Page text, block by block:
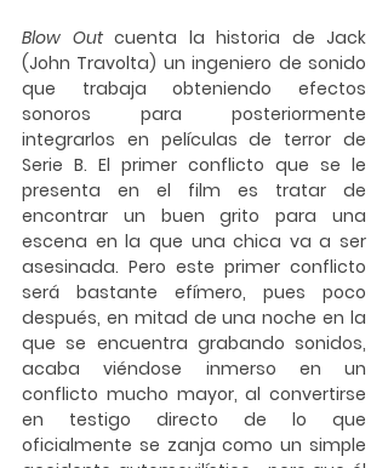
Blow Out cuenta la historia de Jack
(John Travolta) un ingeniero de sonido
que trabaja obteniendo efectos
sonoros para posteriormente
integrarlos en películas de terror de
Serie B. El primer conflicto que se le
presenta en el film es tratar de
encontrar un buen grito para una
escena en la que una chica va a ser
asesinada. Pero este primer conflicto
será bastante efímero, pues poco
después, en mitad de una noche en la
que se encuentra grabando sonidos,
acaba viéndose inmerso en un
conflicto mucho mayor, al convertirse
en testigo directo de lo que
oficialmente se zanja como un simple